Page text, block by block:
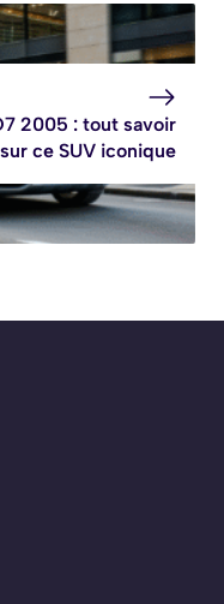
2005 : tout savoir
sur ce SUV iconique